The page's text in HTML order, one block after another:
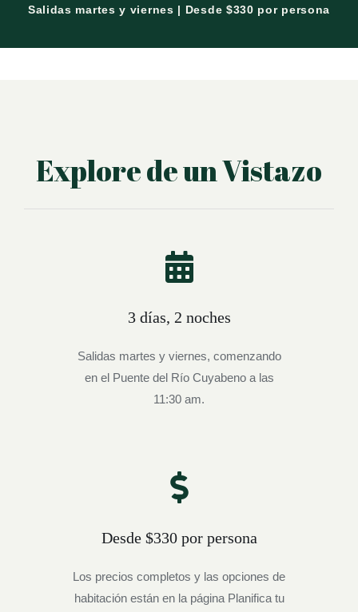
Salidas martes y viernes | Desde $330 por persona
Explore de un Vistazo
3 días, 2 noches
Salidas martes y viernes, comenzando
en el Puente del Río Cuyabeno a las
11:30 am.
Desde $330 por persona
Los precios completos y las opciones de
habitación están en la página Planifica tu